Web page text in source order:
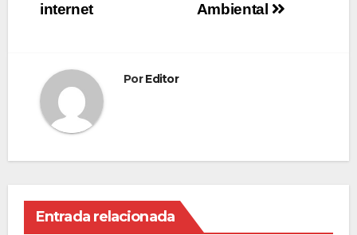
Ambiental
internet
PorEditor
Entrada relacionada